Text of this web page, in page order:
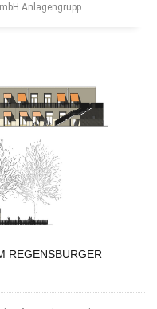
Anlagengrupp...
REGENSBURGER